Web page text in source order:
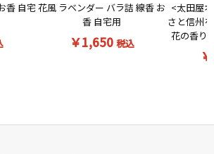
香 自宅花風 ラベンダー バラ詰 線香 お
香 自宅用
￥1,650 税込
<太田屋
さと信州
花の香り